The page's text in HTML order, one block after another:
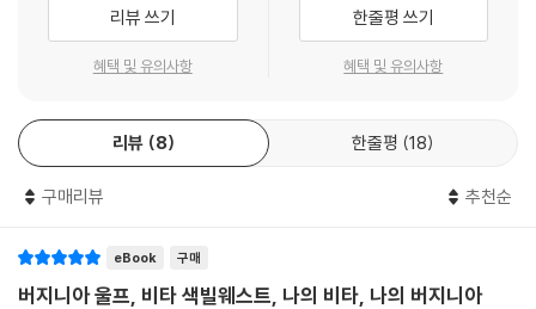
마음속에서 당신이 떠나질 않아. 당신이 앉았던 소파 모서리를 볼 때마다
신의 눈으로 본다면 삶이 다 무슨 의미일지, 그 안에서 문학은 진정 어떤 위
치를 점하는지 알 수 있으면 좋겠어. 기원까지 거슬러 올라가 왜 그런지, 무
들일 수 있으면 좋을 텐데. _비타
--- p.204
마지막이었다.리뷰 쓰기
혜택 및 유의사항
한줄평 쓰기
혜택 및 유의사항
리뷰 8 한줄평 18
구매리뷰 추천순
eBook 구매
버지니아 울프, 비타 색빌웨스트, 나의 비타, 나의 버지니아